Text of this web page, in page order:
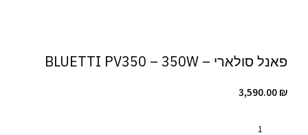
פאנל סולארי – BLUETTI PV350 – 350W
3,590.00₪